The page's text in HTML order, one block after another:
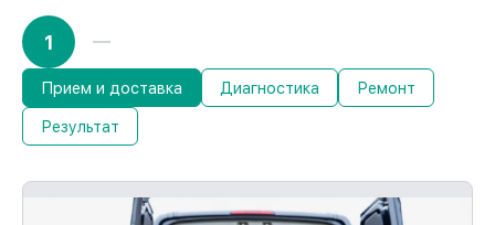
1
Прием и доставка Диагностика Ремонт
Результат